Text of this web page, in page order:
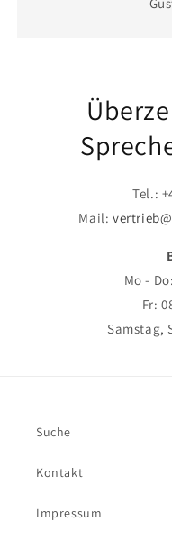
Tel.:
Mail:
Mo -
Fr:
Samstag,
Suche
Kontakt
Impressum